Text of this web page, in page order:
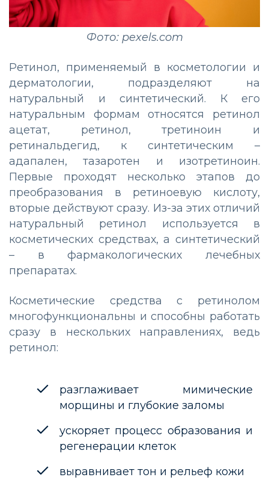
Фото: pexels.com
Ретинол, применяемый в косметологии и
дерматологии, подразделяют на
натуральный и синтетический. К его
натуральным формам относятся ретинол
ацетат, ретинол, третиноин и
ретинальдегид, к синтетическим –
адапален, тазаротен и изотретиноин.
Первые проходят несколько этапов до
преобразования в ретиноевую кислоту,
вторые действуют сразу. Из-за этих отличий
натуральный ретинол используется в
косметических средствах, а синтетический
– в фармакологических лечебных
препаратах.
Косметические средства с ретинолом
многофункциональны и способны работать
сразу в нескольких направлениях, ведь
ретинол:
разглаживает мимические
морщины и глубокие заломы
ускоряет процесс образования и
регенерации клеток
выравнивает тон и рельеф кожи